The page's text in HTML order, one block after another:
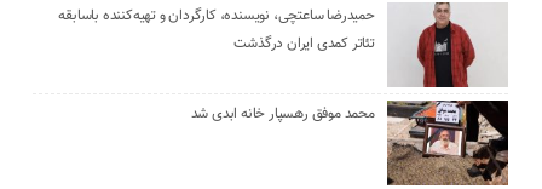
حمیدرضا ساعتچی، نویسنده، کارگردان و تهیه‌کننده باسابقه
تئاتر کمدی ایران درگذشت
محمد موفق رهسپار خانه ابدی شد